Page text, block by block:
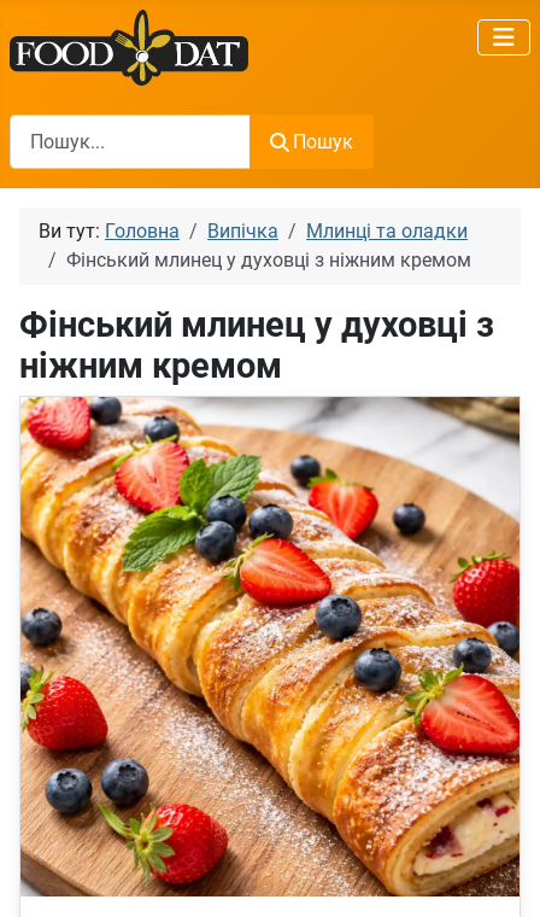
Пошук
Пошук
Ви тут: Головна Випічка
Млинці та оладки
Фінський млинец у духовці з ніжним кремом
Фінський млинец у духовці з
ніжним кремом